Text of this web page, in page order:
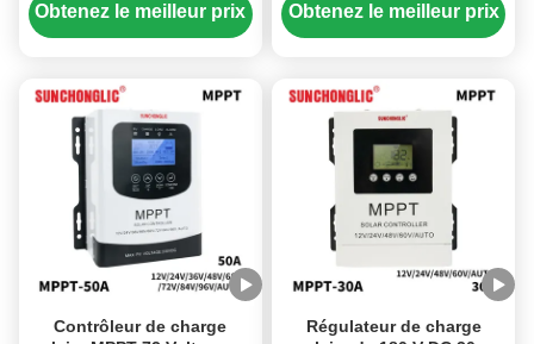
efficace à 97 %, conçu
pour les batteries 12 V/24
Obtenez le meilleur prix
compatibilité multi-
Obtenez le meilleur prix
Contrôleur de charge
Régulateur de charge